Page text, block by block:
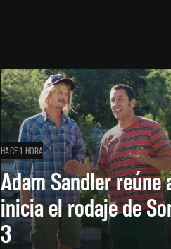
HACE 1 HORA
Adam Sandler
inicia el rodaje de
3